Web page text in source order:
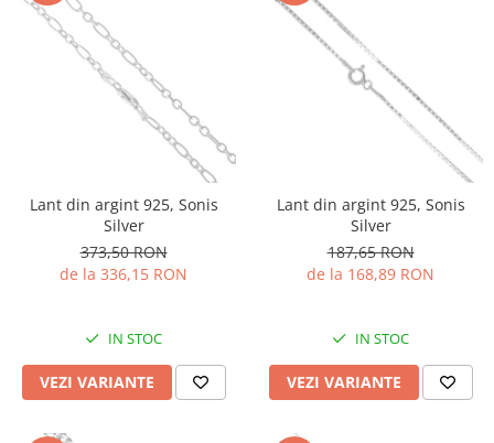
Lant din argint 925, Sonis
Silver
373,50 RON
de la 336,15 RON
IN STOC
VEZI VARIANTE
Lant din argint 925, Sonis
Silver
187,65 RON
de la 168,89 RON
IN STOC
VEZI VARIANTE